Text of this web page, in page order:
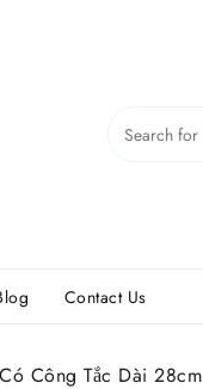
Contact Us
Công Tắc Dài 28cm